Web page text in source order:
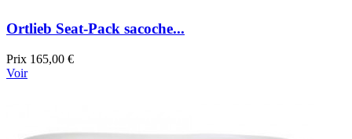
Ortlieb Seat-Pack sacoche...
Prix 165,00 €
Voir